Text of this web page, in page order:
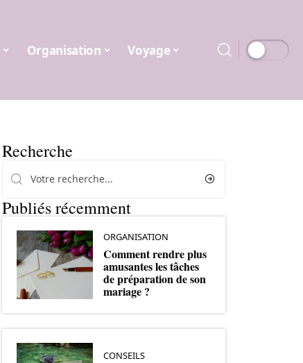
Organisation Voyage
Recherche
Publiés récemment
ORGANISATION
Comment rendre plus
amusantes les tâches
de préparation de son
mariage ?
CONSEILS